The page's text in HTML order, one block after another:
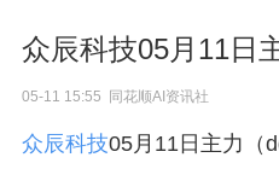
众辰科技05月11日
05-11 15:55 同花顺AI资讯社
众辰科技05月11日主力（